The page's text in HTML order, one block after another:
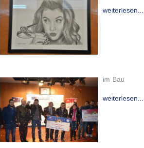
weiterlesen...
im Bau
weiterlesen...